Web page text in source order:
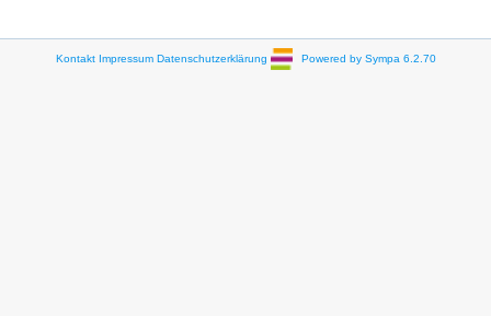
Kontakt Impressum Datenschutzerklärung Powered by Sympa 6.2.70